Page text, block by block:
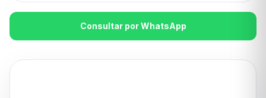
Consultar por WhatsApp